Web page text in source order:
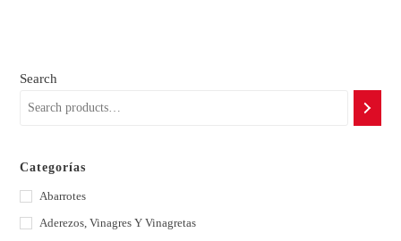
Search
Categorías
Abarrotes
Aderezos, Vinagres Y Vinagretas